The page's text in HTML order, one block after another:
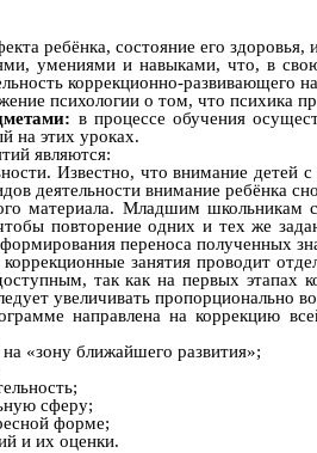
ребёнка, состояние его
умениями и навыками, что, в
коррекционно-
психологии о том, что психика
в процессе обучения
на этих уроках.
являются:
Известно, что внимание детей
деятельности внимание ребёнка
материала. Младшим школьникам
повторение одних и тех же
переноса полученных
занятия проводит
так как на первых этапах
увеличивать пропорционально
направлена на коррекцию
«зону ближайшего развития»;
сферу;
форме;
и их оценки.